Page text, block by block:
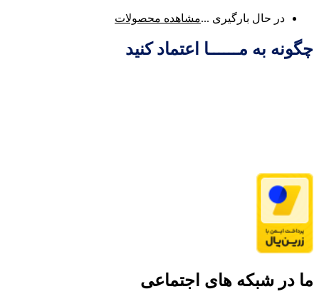
در حال بارگیری ...مشاهده محصولات
چگونه به مــــــا اعتماد کنید
ما در شبکه های اجتماعی